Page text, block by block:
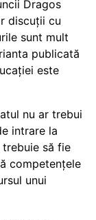
Dragos
discuții cu
sunt mult
publicată
este
nu ar trebui
intrare la
să fie
competențele
unui